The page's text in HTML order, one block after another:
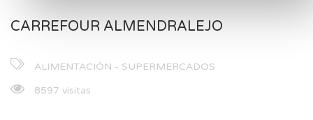
CARREFOUR ALMENDRALEJO
ALIMENTACIÓN - SUPERMERCADOS
8597 visitas